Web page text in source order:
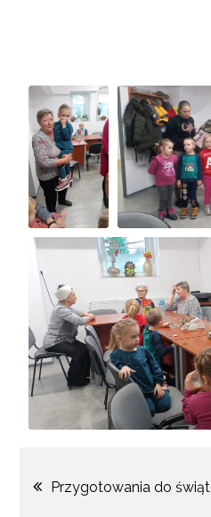
Przygotowania do świąt